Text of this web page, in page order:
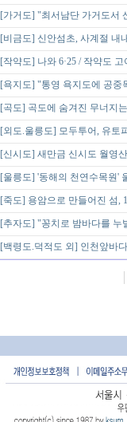
[가거도] "최서남단 가거도서
[비금도] 신안섬초, 사계절 내
[작약도] 나와 6·25 / 작약도
[욕지도] "통영 욕지도에 공중
[곡도] 곡도에 숨겨진 무너지
[외도.울릉도] 모두투어, 유토
[신시도] 새만금 신시도 월영산
[울릉도] '동해의 천연수목원'
[죽도] 용암으로 만들어진 섬,
[추자도] "꽁치로 밤바다를 누
[백령도.덕적도 외] 인천앞바